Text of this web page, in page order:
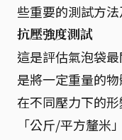
些重要的測試方法
抗壓強度測試
這是評估氣泡袋
是將一定重量的
在不同壓力下的
「公斤/平方釐米